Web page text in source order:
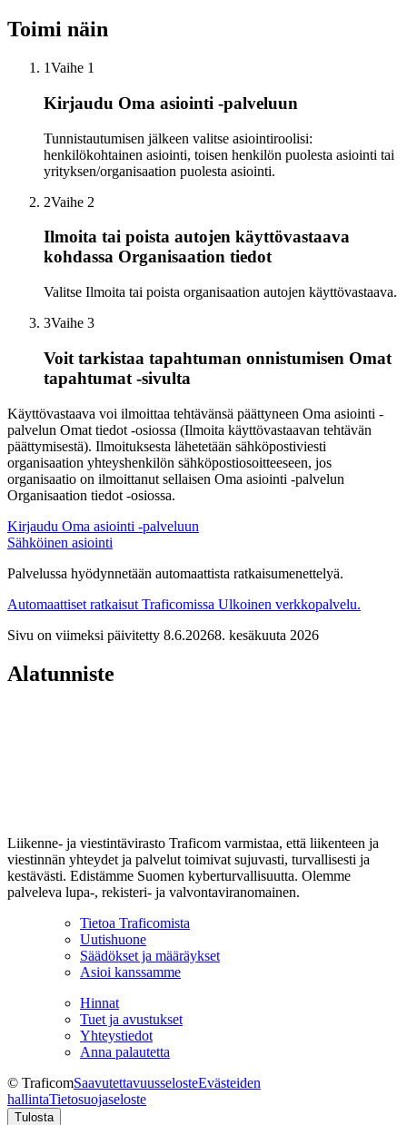
Toimi näin
1Vaihe 1
Kirjaudu Oma asiointi -palveluun
Tunnistautumisen jälkeen valitse asiointiroolisi:
henkilökohtainen asiointi, toisen henkilön puolesta asiointi tai
yrityksen/organisaation puolesta asiointi.
2Vaihe 2
Ilmoita tai poista autojen käyttövastaava
kohdassa Organisaation tiedot
Valitse Ilmoita tai poista organisaation autojen käyttövastaava.
3Vaihe 3
Voit tarkistaa tapahtuman onnistumisen Omat
tapahtumat -sivulta
Käyttövastaava voi ilmoittaa tehtävänsä päättyneen Oma asiointi -
palvelun Omat tiedot -osiossa (Ilmoita käyttövastaavan tehtävän
päättymisestä). Ilmoituksesta lähetetään sähköpostiviesti
organisaation yhteyshenkilön sähköpostiosoitteeseen, jos
organisaatio on ilmoittanut sellaisen Oma asiointi -palvelun
Organisaation tiedot -osiossa.
Kirjaudu Oma asiointi -palveluun
Sähköinen asiointi
Palvelussa hyödynnetään automaattista ratkaisumenettelyä.
Automaattiset ratkaisut Traficomissa Ulkoinen verkkopalvelu.
Sivu on viimeksi päivitetty 8.6.20268. kesäkuuta 2026
Alatunniste
Liikenne- ja viestintävirasto Traficom varmistaa, että liikenteen ja
viestinnän yhteydet ja palvelut toimivat sujuvasti, turvallisesti ja
kestävästi. Edistämme Suomen kyberturvallisuutta. Olemme
palveleva lupa-, rekisteri- ja valvontaviranomainen.
Tietoa Traficomista
Uutishuone
Säädökset ja määräykset
Asioi kanssamme
Hinnat
Tuet ja avustukset
Yhteystiedot
Anna palautetta
© TraficomSaavutettavuusselosteEvästeiden
hallintaTietosuojaseloste
Tulosta